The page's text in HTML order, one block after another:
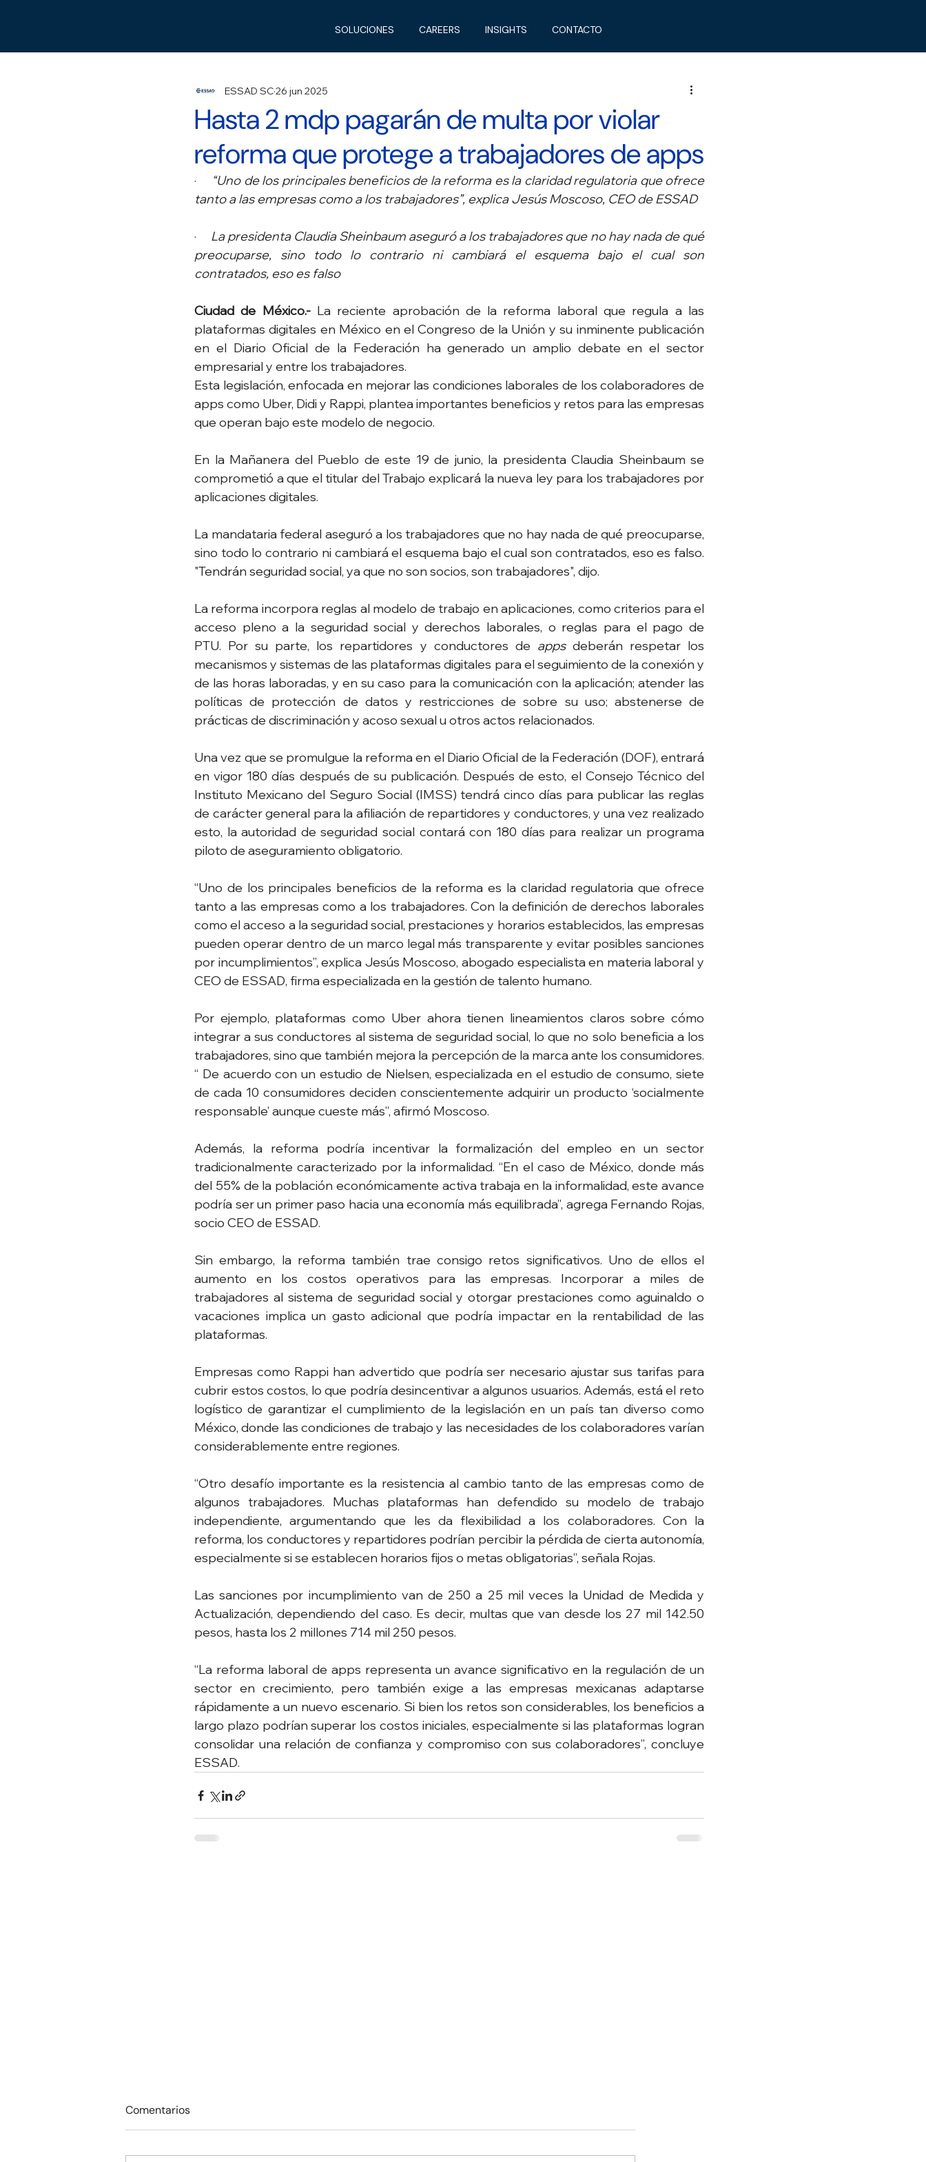
SOLUCIONES CAREERS INSIGHTS CONTACTO
Hasta 2 mdp pagarán de multa por violar
reforma que protege a trabajadores de apps
ESSAD SC26 jun 2025
·
“Uno de los principales beneficios de la reforma es la claridad regulatoria que ofrece
tanto a las empresas como a los trabajadores”, explica Jesús Moscoso, CEO de ESSAD
· La presidenta Claudia Sheinbaum aseguró a los trabajadores que no hay nada de qué
preocuparse, sino todo lo contrario ni cambiará el esquema bajo el cual son
contratados, eso es falso
Ciudad de México.- La reciente aprobación de la reforma laboral que regula a las
plataformas digitales en México en el Congreso de la Unión y su inminente publicación
en el Diario Oficial de la Federación ha generado un amplio debate en el sector
empresarial y entre los trabajadores.
Esta legislación, enfocada en mejorar las condiciones laborales de los colaboradores de
apps como Uber, Didi y Rappi, plantea importantes beneficios y retos para las empresas
que operan bajo este modelo de negocio.
En la Mañanera del Pueblo de este 19 de junio, la presidenta Claudia Sheinbaum se
comprometió a que el titular del Trabajo explicará la nueva ley para los trabajadores por
aplicaciones digitales.
La mandataria federal aseguró a los trabajadores que no hay nada de qué preocuparse,
sino todo lo contrario ni cambiará el esquema bajo el cual son contratados, eso es falso.
"Tendrán seguridad social, ya que no son socios, son trabajadores", dijo.
La reforma incorpora reglas al modelo de trabajo en aplicaciones, como criterios para el
acceso pleno a la seguridad social y derechos laborales, o reglas para el pago de
PTU. Por su parte, los repartidores y conductores de apps deberán respetar los
mecanismos y sistemas de las plataformas digitales para el seguimiento de la conexión y
de las horas laboradas, y en su caso para la comunicación con la aplicación; atender las
políticas de protección de datos y restricciones de sobre su uso; abstenerse de
prácticas de discriminación y acoso sexual u otros actos relacionados.
Una vez que se promulgue la reforma en el Diario Oficial de la Federación (DOF), entrará
en vigor 180 días después de su publicación. Después de esto, el Consejo Técnico del
Instituto Mexicano del Seguro Social (IMSS) tendrá cinco días para publicar las reglas
de carácter general para la afiliación de repartidores y conductores, y una vez realizado
esto, la autoridad de seguridad social contará con 180 días para realizar un programa
piloto de aseguramiento obligatorio.
“Uno de los principales beneficios de la reforma es la claridad regulatoria que ofrece
tanto a las empresas como a los trabajadores. Con la definición de derechos laborales
como el acceso a la seguridad social, prestaciones y horarios establecidos, las empresas
pueden operar dentro de un marco legal más transparente y evitar posibles sanciones
por incumplimientos”, explica Jesús Moscoso, abogado especialista en materia laboral y
CEO de ESSAD, firma especializada en la gestión de talento humano.
Por ejemplo, plataformas como Uber ahora tienen lineamientos claros sobre cómo
integrar a sus conductores al sistema de seguridad social, lo que no solo beneficia a los
trabajadores, sino que también mejora la percepción de la marca ante los consumidores.
“ De acuerdo con un estudio de Nielsen, especializada en el estudio de consumo, siete
de cada 10 consumidores deciden conscientemente adquirir un producto ‘socialmente
responsable’ aunque cueste más”, afirmó Moscoso.
Además, la reforma podría incentivar la formalización del empleo en un sector
tradicionalmente caracterizado por la informalidad. “En el caso de México, donde más
del 55% de la población económicamente activa trabaja en la informalidad, este avance
podría ser un primer paso hacia una economía más equilibrada”, agrega Fernando Rojas,
socio CEO de ESSAD.
Sin embargo, la reforma también trae consigo retos significativos. Uno de ellos el
aumento en los costos operativos para las empresas. Incorporar a miles de
trabajadores al sistema de seguridad social y otorgar prestaciones como aguinaldo o
vacaciones implica un gasto adicional que podría impactar en la rentabilidad de las
plataformas.
Empresas como Rappi han advertido que podría ser necesario ajustar sus tarifas para
cubrir estos costos, lo que podría desincentivar a algunos usuarios. Además, está el reto
logístico de garantizar el cumplimiento de la legislación en un país tan diverso como
México, donde las condiciones de trabajo y las necesidades de los colaboradores varían
considerablemente entre regiones.
“Otro desafío importante es la resistencia al cambio tanto de las empresas como de
algunos trabajadores. Muchas plataformas han defendido su modelo de trabajo
independiente, argumentando que les da flexibilidad a los colaboradores. Con la
reforma, los conductores y repartidores podrían percibir la pérdida de cierta autonomía,
especialmente si se establecen horarios fijos o metas obligatorias”, señala Rojas.
Las sanciones por incumplimiento van de 250 a 25 mil veces la Unidad de Medida y
Actualización, dependiendo del caso. Es decir, multas que van desde los 27 mil 142.50
pesos, hasta los 2 millones 714 mil 250 pesos.
“La reforma laboral de apps representa un avance significativo en la regulación de un
sector en crecimiento, pero también exige a las empresas mexicanas adaptarse
rápidamente a un nuevo escenario. Si bien los retos son considerables, los beneficios a
largo plazo podrían superar los costos iniciales, especialmente si las plataformas logran
consolidar una relación de confianza y compromiso con sus colaboradores”, concluye
ESSAD.
Comentarios